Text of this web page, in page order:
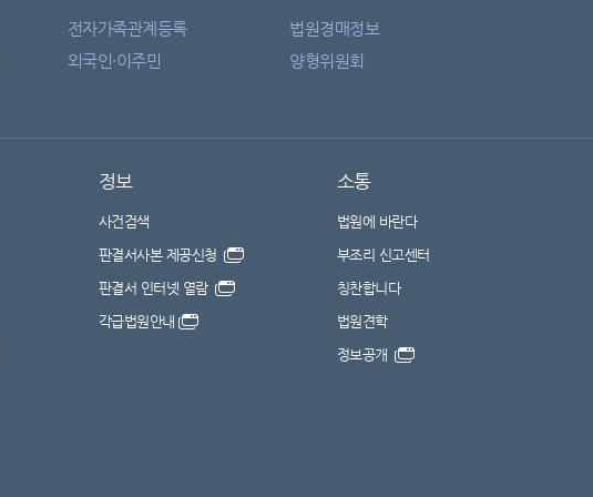
전자가족관계등록
법원경매정보
외국인·이주민
양형위원회
정보
사건검색
판결서사본 제공신청
판결서 인터넷 열람
각급법원안내
소통
법원에 바란다
부조리 신고센터
칭찬합니다
법원견학
정보공개